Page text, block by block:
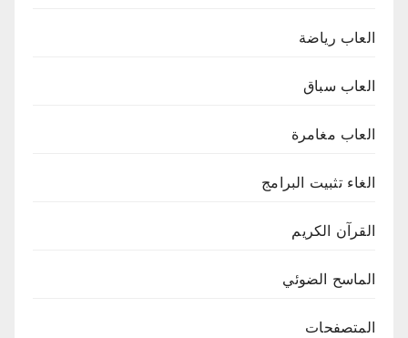
العاب رياضة
العاب سباق
العاب مغامرة
الغاء تثبيت البرامج
القرآن الكريم
الماسح الضوئي
المتصفحات